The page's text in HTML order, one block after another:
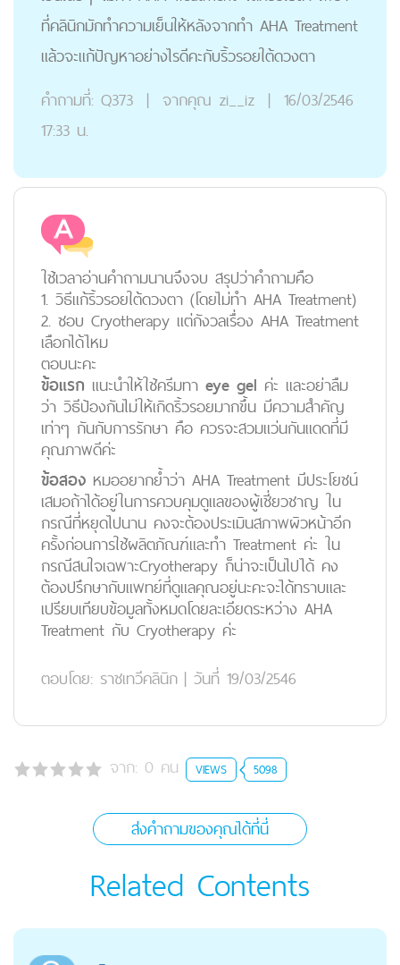
ที่คลินิกมักทำความเย็นให้หลังจากทำ AHA Treatment
แล้วจะแก้ปัญหาอย่างไรดีคะกับริ้วรอยใต้ดวงตา
คำถามที่: Q373 | จากคุณ zi__iz | 16/03/2546
17:33 น.
ใช้เวลาอ่านคำถามนานจึงจบ สรุปว่าคำถามคือ
1. วิธีแก้ริ้วรอยใต้ดวงตา (โดยไม่ทำ AHA Treatment)
2. ชอบ Cryotherapy แต่กังวลเรื่อง AHA Treatment
เลือกได้ไหม
ตอบนะคะ
ข้อแรก แนะนำให้ใช้ครีมทา eye gel ค่ะ และอย่าลืม
ว่า วิธีป้องกันไม่ให้เกิดริ้วรอยมากขึ้น มีความสำคัญ
เท่าๆ กันกับการรักษา คือ ควรจะสวมแว่นกันแดดที่มี
คุณภาพดีค่ะ
ข้อสอง หมออยากย้ำว่า AHA Treatment มีประโยชน์
เสมอถ้าได้อยู่ในการควบคุมดูแลของผู้เชี่ยวชาญ ใน
กรณีที่หยุดไปนาน คงจะต้องประเมินสภาพผิวหน้าอีก
ครั้งก่อนการใช้ผลิตภัณฑ์และทำ Treatment ค่ะ ใน
กรณีสนใจเฉพาะCryotherapy ก็น่าจะเป็นไปได้ คง
ต้องปรึกษากับแพทย์ที่ดูแลคุณอยู่นะคะจะได้ทราบและ
เปรียบเทียบข้อมูลทั้งหมดโดยละเอียดระหว่าง AHA
Treatment กับ Cryotherapy ค่ะ
ตอบโดย: ราชเทวีคลินิก | วันที่ 19/03/2546
จาก: 0 คน VIEWS 5098
ส่งคำถามของคุณได้ที่นี่
Related Contents